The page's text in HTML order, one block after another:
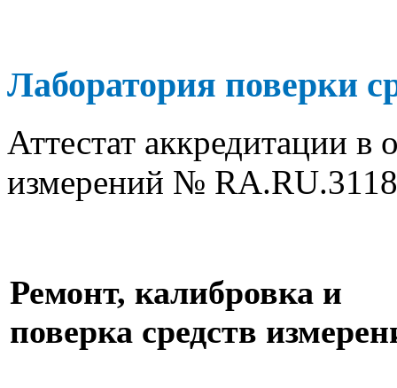
Лаборатория поверки
Аттестат аккредитации в
измерений №
Ремонт, калибровка и
поверка средств